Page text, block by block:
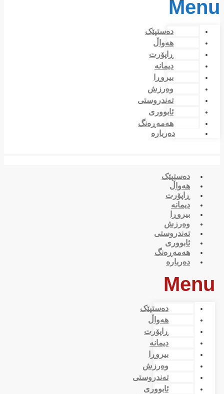
Menu
دەستپێک
هەواڵ
ڕاپۆرت
دیمانە
بیروڕا
وەرزش
تەندروستی
ئابووری
هەمەڕەنگ
دەربارە
دەستپێک
هەواڵ
ڕاپۆرت
دیمانە
بیروڕا
وەرزش
تەندروستی
ئابووری
هەمەڕەنگ
دەربارە
Menu
دەستپێک
هەواڵ
ڕاپۆرت
دیمانە
بیروڕا
وەرزش
تەندروستی
ئابووری